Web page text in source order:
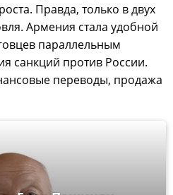
Правда, только в двух
Армения стала удобной
параллельным
санкций против России.
переводы, продажа